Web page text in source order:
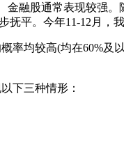
融股通常表现较强。
平。今年11-12月，
均较高(均在60%及
下三种情形：